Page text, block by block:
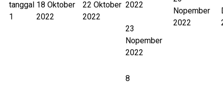
tanggal
1
18 Oktober
2022
22 Oktober
2022
2022
23
Nopember
2022
Nopember
2022
8